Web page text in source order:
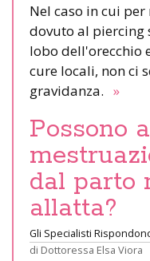
Nel caso in cui
dovuto al piercing
lobo dell'orecchio
cure locali, non ci
gravidanza. »
Possono
dal parto
allatta?
Gli Specialisti
di Dottoressa Elsa Viora